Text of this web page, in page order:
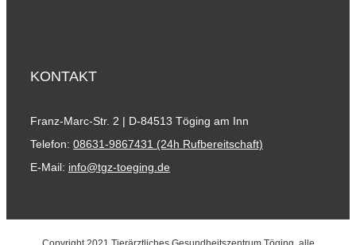
KONTAKT
Franz-Marc-Str. 2 | D-84513 Töging am Inn
Telefon: 08631-9867431 (24h Rufbereitschaft)
E-Mail: info@tgz-toeging.de